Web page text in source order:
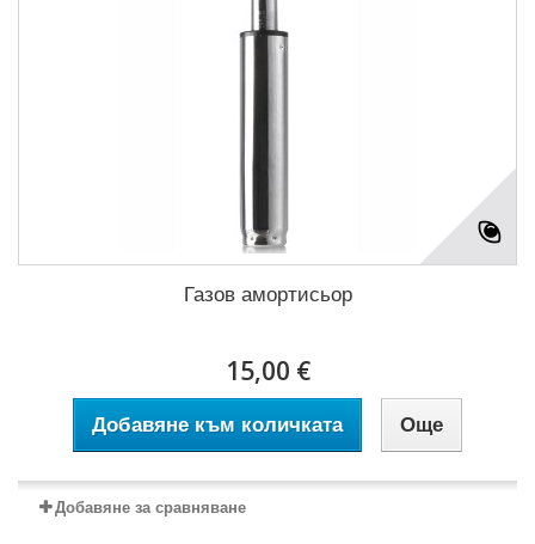
Газов амортисьор
15,00 €
Добавяне към количката Още
Добавяне за сравняване